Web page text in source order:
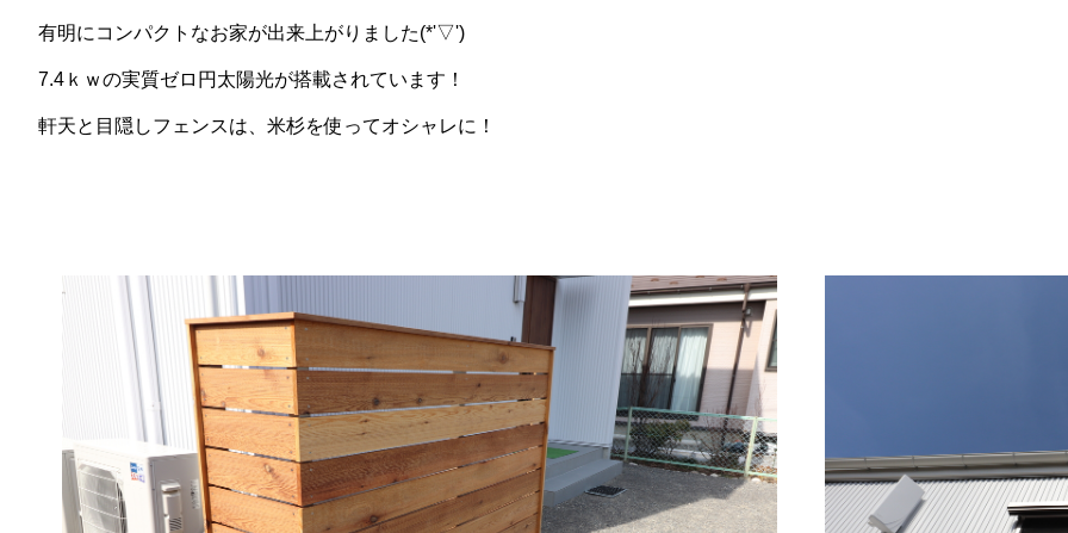
有明にコンパクトなお家が出来上がりました(*'▽')
7.4ｋｗの実質ゼロ円太陽光が搭載されています！
軒天と目隠しフェンスは、米杉を使ってオシャレに！